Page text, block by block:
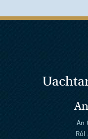
An
Ról